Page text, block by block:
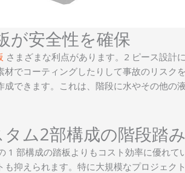
が安全性を確保
さまざまな利点があります。2 ピース設計
でコーティングしたりして事故のリスク
できます。これは、階段に水やその他の
ム2部構成の階段踏
1 部構成の踏板よりもコスト効率に優れ
抑えられます。特に大規模なプロジェク